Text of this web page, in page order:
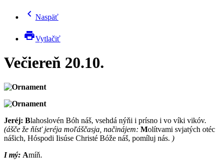
chevron_left Naspäť
printVytlačiť
Večiereň 20.10.
Jeréj: Blahoslovén Bóh náš, vsehdá nýňi i prísno i vo víki vikóv.
(ášče že ňísť jeréja moľáščasja, načinájem: Molítvami svjatých otéc
nášich, Hóspodi Iisúse Christé Bóže náš, pomíluj nás. )
I mý: Amíň.